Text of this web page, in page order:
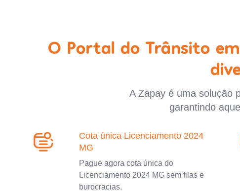
O Portal do Trânsito
A Zapay é uma solução
garantindo
Cota única Licenciamento 2024
MG
Pague agora cota única do
Licenciamento 2024 MG sem filas e
burocracias.